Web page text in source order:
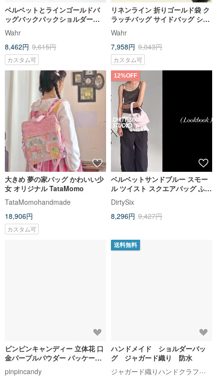
ベルベットとラインゴールドバ
ッグバックパックショルダーバ
ッグサイドバックパックキャリ
ーオンバッグスモールバッグ
Wahr
8,462円 9,615円
カスタム可
リネンライン 折りゴールド袋 ク
ラッチバッグ サイドバッグ ショ
ルダーバッグ 機内持ち込みバッ
グ リュックサック
Wahr
7,958円 9,043円
カスタム可
大きめ 夢の家バッグ かわいい少
女 オリジナル TataMomo
TataMomohandmade
18,906円
カスタム可
12%OFF
ベルベットサンドブルー スモー
ル ツイスト スクエアバッグ ふわ
ふわ中綿入り ショルダーバッグ
大容量脇下バッグ 斜めがけバッ
グ
DirtySix
8,296円 9,427円
ピンピンキャンディー 立体花 口
金パープルパウダー パッケージ
用途 肩斜め用 ショルダーバッグ
pinpincandy
送料無料
ハンドメイド ショルダーバッ
グ ジャガード織り 防水
ジャガード織りハンドクラフトバッグ